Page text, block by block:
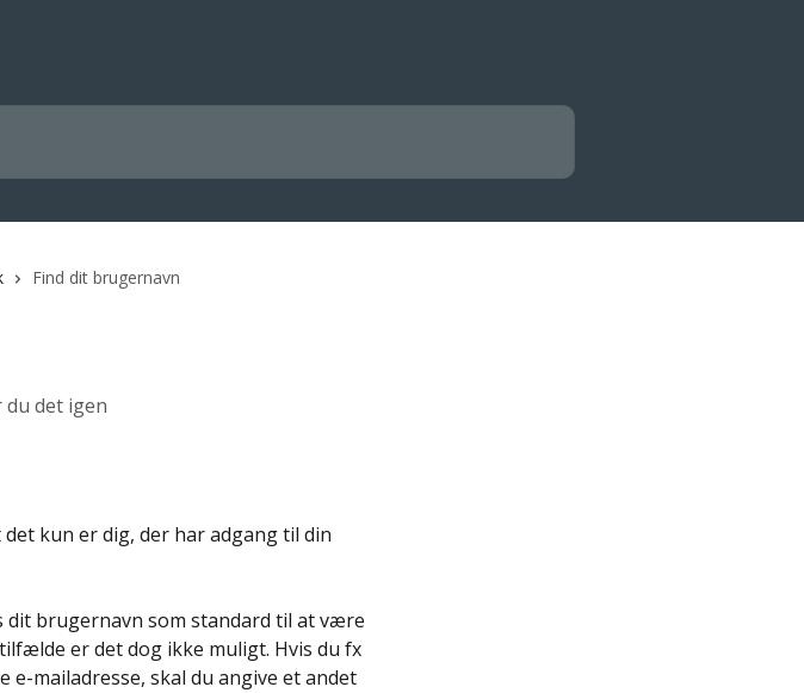
Find dit brugernavn
du det igen
kun er dig, der har adgang til din
brugernavn som standard til at være
er det dog ikke muligt. Hvis du fx
mailadresse, skal du angive et andet